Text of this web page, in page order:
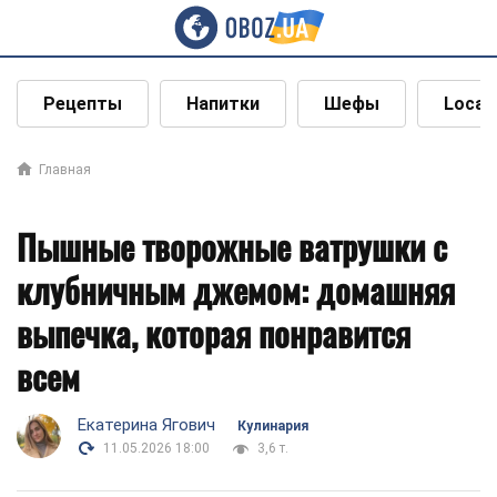
Рецепты Напитки Шефы Local
Главная
Пышные творожные ватрушки с
клубничным джемом: домашняя
выпечка, которая понравится
всем
Екатерина Ягович
Кулинария
11.05.2026 18:00
3,6 т.